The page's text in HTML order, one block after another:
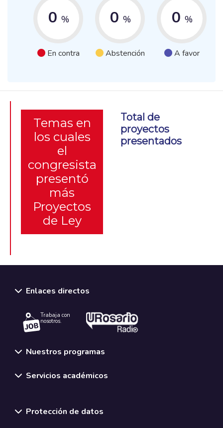
0 %
En contra
0 %
Abstención
0 %
A favor
Temas en
los cuales
el
congresista
presentó
más
Proyectos
de Ley
Total de
proyectos
presentados
Enlaces directos
Trabaja con
nosotros.
Nuestros programas
Servicios académicos
Protección de datos